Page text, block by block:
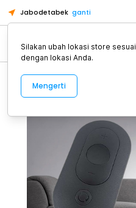
Jabodetabek ganti
Alat Kopi
Silakan ubah lokasi store sesuai
dengan lokasi Anda.
Mengerti